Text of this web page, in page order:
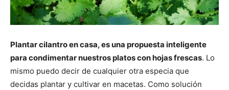
Plantar cilantro en casa, es una propuesta inteligente
para condimentar nuestros platos con hojas frescas. Lo
mismo puedo decir de cualquier otra especia que
decidas plantar y cultivar en macetas. Como solución